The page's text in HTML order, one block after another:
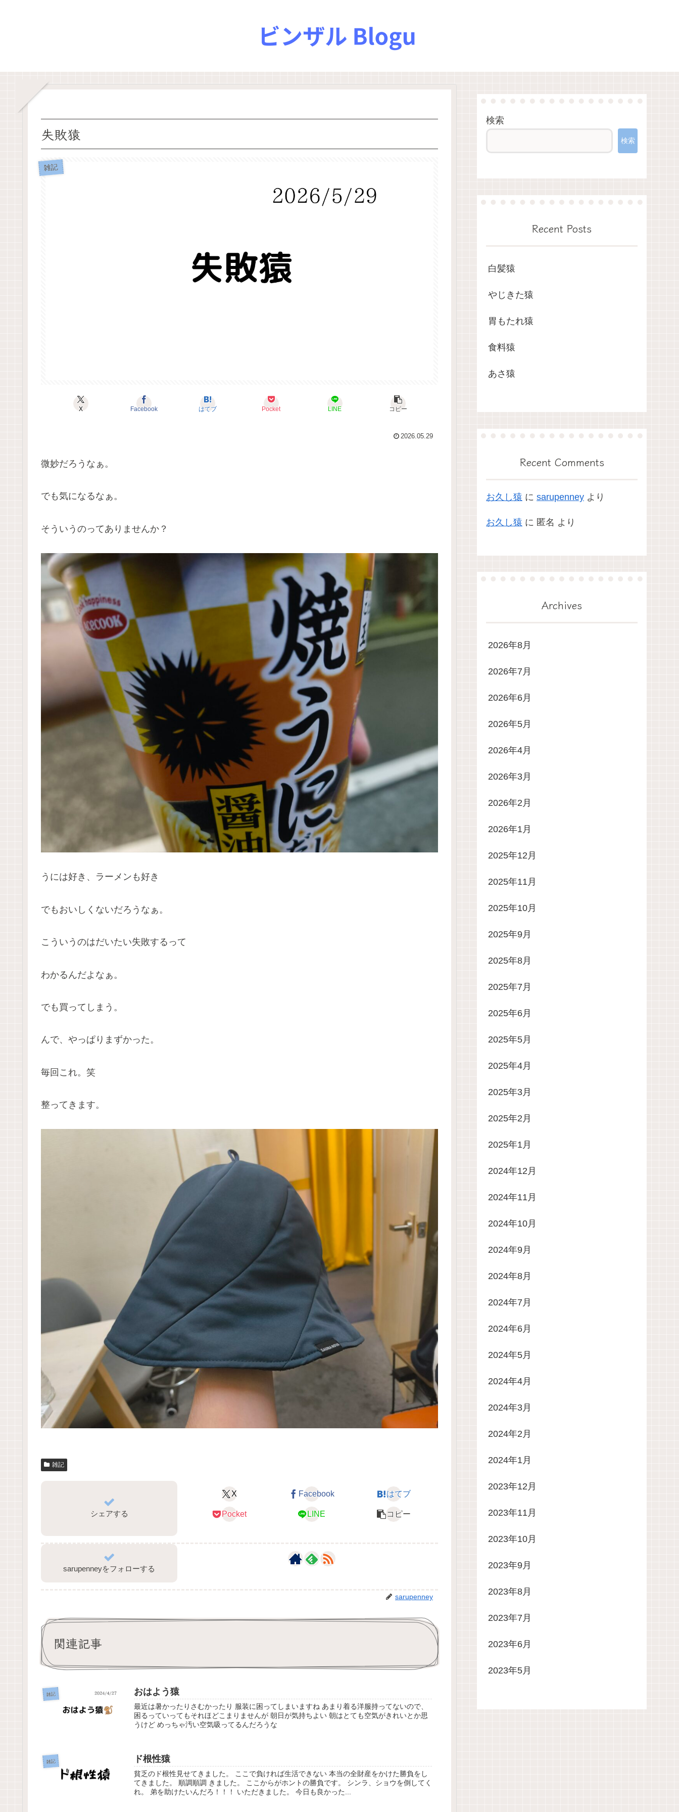
失敗猿
雑記
X Facebook はてブ Pocket LINE コピー
2026.05.29
微妙だろうなぁ。
でも気になるなぁ。
そういうのってありませんか？
うには好き、ラーメンも好き
でもおいしくないだろうなぁ。
こういうのはだいたい失敗するって
わかるんだよなぁ。
でも買ってしまう。
んで、やっぱりまずかった。
毎回これ。笑
整ってきます。
雑記
シェアする
X Facebook はてブ
Pocket LINE コピー
sarupenneyをフォローする
sarupenney
関連記事
雑記 おはよう猿
最近は暑かったりさむかったり 服装に困ってしまいますね あまり着る洋服持ってないので、
困るっていってもそれほどこまりませんが 朝日が気持ちよい 朝はとても空気がきれいとか思
うけど めっちゃ汚い空気吸ってるんだろうな
雑記 ド根性猿
貧乏のド根性見せてきました。 ここで負ければ生活できない 本当の全財産をかけた勝負をし
てきました。 順調順調 きました。 ここからがホントの勝負です。 シンラ、ショウを倒してく
れ。 弟を助けたいんだろ！！！ いただきました。 今日も良かった...
検索
検索
Recent Posts
白髪猿
やじきた猿
胃もたれ猿
食料猿
あさ猿
Recent Comments
お久し猿 に sarupenney より
お久し猿 に 匿名 より
Archives
2026年8月
2026年7月
2026年6月
2026年5月
2026年4月
2026年3月
2026年2月
2026年1月
2025年12月
2025年11月
2025年10月
2025年9月
2025年8月
2025年7月
2025年6月
2025年5月
2025年4月
2025年3月
2025年2月
2025年1月
2024年12月
2024年11月
2024年10月
2024年9月
2024年8月
2024年7月
2024年6月
2024年5月
2024年4月
2024年3月
2024年2月
2024年1月
2023年12月
2023年11月
2023年10月
2023年9月
2023年8月
2023年7月
2023年6月
2023年5月